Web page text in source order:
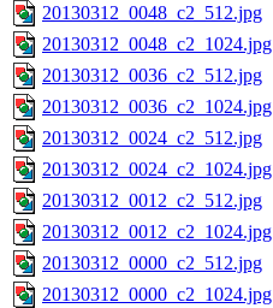
20130312_0048_c2_512.jpg
20130312_0048_c2_1024.jpg
20130312_0036_c2_512.jpg
20130312_0036_c2_1024.jpg
20130312_0024_c2_512.jpg
20130312_0024_c2_1024.jpg
20130312_0012_c2_512.jpg
20130312_0012_c2_1024.jpg
20130312_0000_c2_512.jpg
20130312_0000_c2_1024.jpg